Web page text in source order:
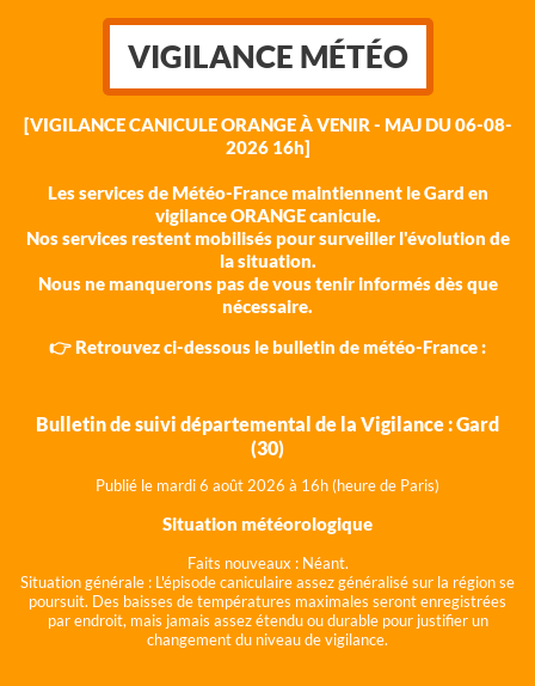
VIGILANCE MÉTÉO
[VIGILANCE CANICULE ORANGE À VENIR - MAJ DU 06-08-
2026 16h]
Les services de Météo-France maintiennent le Gard en
vigilance ORANGE canicule.
Nos services restent mobilisés pour surveiller l'évolution de
la situation.
Nous ne manquerons pas de vous tenir informés dès que
nécessaire.
👉 Retrouvez ci-dessous le bulletin de météo-France :
Bulletin de suivi départemental de la Vigilance : Gard
(30)
Publié le mardi 6 août 2026 à 16h (heure de Paris)
Situation météorologique
Faits nouveaux : Néant.
Situation générale : L'épisode caniculaire assez généralisé sur la région se
poursuit. Des baisses de températures maximales seront enregistrées
par endroit, mais jamais assez étendu ou durable pour justifier un
changement du niveau de vigilance.